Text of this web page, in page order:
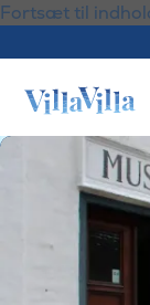
Fortsæt til